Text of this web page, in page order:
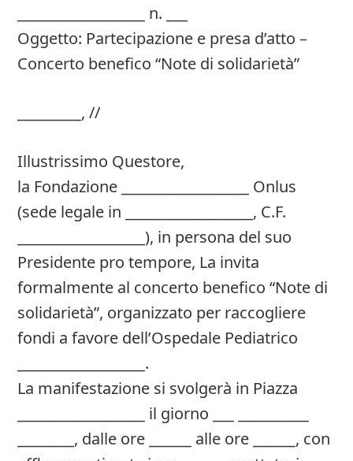
__________________ n. ___
Oggetto: Partecipazione e presa d’atto –
Concerto benefico “Note di solidarietà”
_________, //
Illustrissimo Questore,
la Fondazione __________________ Onlus
(sede legale in __________________, C.F.
__________________), in persona del suo
Presidente pro tempore, La invita
formalmente al concerto benefico “Note di
solidarietà”, organizzato per raccogliere
fondi a favore dell’Ospedale Pediatrico
__________________.
La manifestazione si svolgerà in Piazza
__________________ il giorno ___ __________
________, dalle ore ______ alle ore ______, con